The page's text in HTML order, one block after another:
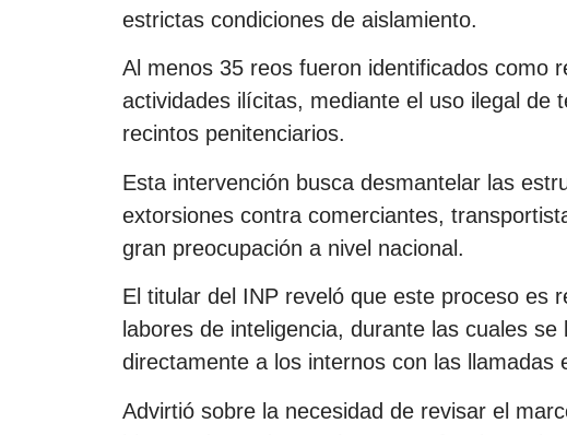
estrictas condiciones de aislamiento.
Al menos 35 reos fueron identificados como
actividades ilícitas, mediante el uso ilegal de
recintos penitenciarios.
Esta intervención busca desmantelar las
extorsiones contra comerciantes,
gran preocupación a nivel nacional.
El titular del INP reveló que este proceso es
labores de inteligencia, durante las cuales
directamente a los internos con las llamadas
Advirtió sobre la necesidad de revisar el